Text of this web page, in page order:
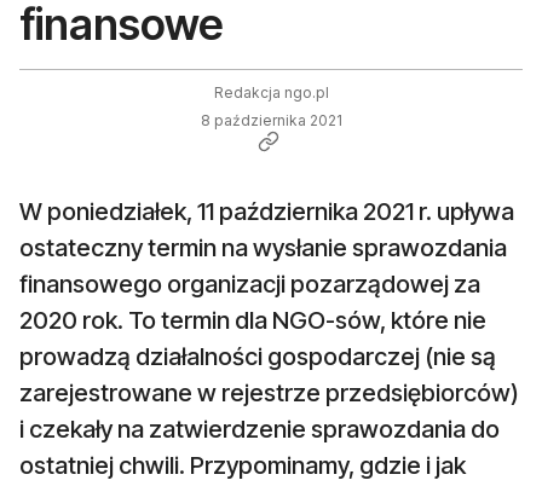
finansowe
Redakcja ngo.pl
8 października 2021
W poniedziałek, 11 października 2021 r. upływa
ostateczny termin na wysłanie sprawozdania
finansowego organizacji pozarządowej za
2020 rok. To termin dla NGO-sów, które nie
prowadzą działalności gospodarczej (nie są
zarejestrowane w rejestrze przedsiębiorców)
i czekały na zatwierdzenie sprawozdania do
ostatniej chwili. Przypominamy, gdzie i jak